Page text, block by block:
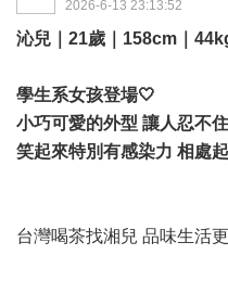
2026-6-13 23:13:52
沁兒｜21歲｜158cm｜
學生系女孩登場🤍
小巧可愛的外型 讓人忍不
笑起來特別有感染力 相處
台灣喝茶找湘兒 品味生活